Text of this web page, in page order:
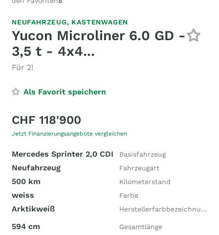
NEUFAHRZEUG, KASTENWAGEN
Yucon Microliner 6.0 GD -
3,5 t - 4x4...
Für 2!
Als Favorit speichern
CHF 118'900
Jetzt Finanzierungsangebote vergleichen
Mercedes Sprinter 2,0 CDI Basisfahrzeug
Neufahrzeug Fahrzeugart
500 km Kilometerstand
weiss Farbe
Arktikweiß Herstellerfarbbezeichnung
594 cm Gesamtlänge